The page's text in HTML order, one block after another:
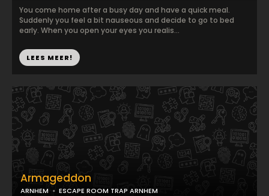
You come home after a busy day and have a quick meal.
Suddenly you feel a bit nauseous and decide to go to bed
early. When you open your eyes you realis...
LEES MEER!
Armageddon
ARNHEM ESCAPE ROOM TRAP ARNHEM